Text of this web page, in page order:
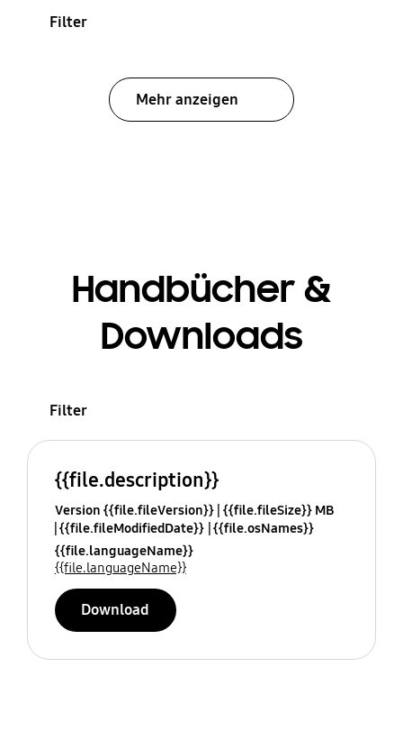
Filter
Mehr anzeigen
Handbücher &
Downloads
Filter
{{file.description}}
Version {{file.fileVersion}} {{file.fileSize}} MB
{{file.fileModifiedDate}} {{file.osNames}}
{{file.languageName}}
{{file.languageName}}
Download